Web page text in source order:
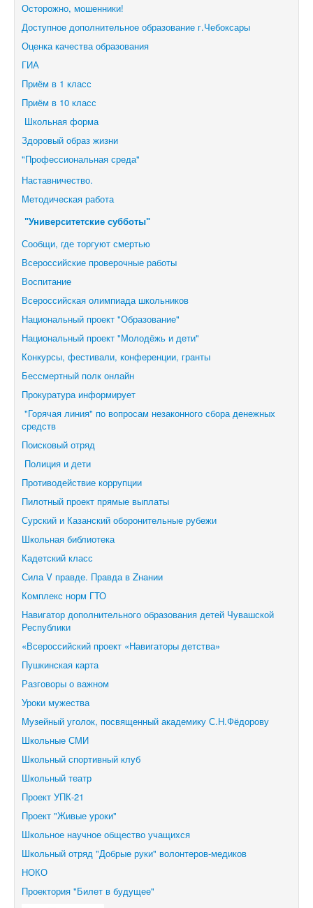
Осторожно, мошенники!
Доступное дополнительное образование г.Чебоксары
Оценка качества образования
ГИА
Приём в 1 класс
Приём в 10 класс
Школьная форма
Здоровый образ жизни
"Профессиональная среда"
Наставничество.
Методическая работа
"Университетские субботы"
Сообщи, где торгуют смертью
Всероссийские проверочные работы
Воспитание
Всероссийская олимпиада школьников
Национальный проект "Образование"
Национальный проект "Молодёжь и дети"
Конкурсы, фестивали, конференции, гранты
Бессмертный полк онлайн
Прокуратура информирует
"Горячая линия" по вопросам незаконного сбора денежных
средств
Поисковый отряд
Полиция и дети
Противодействие коррупции
Пилотный проект прямые выплаты
Сурский и Казанский оборонительные рубежи
Школьная библиотека
Кадетский класс
Сила V правде. Правда в Zнании
Комплекс норм ГТО
Навигатор дополнительного образования детей Чувашской
Республики
«Всероссийский проект «Навигаторы детства»
Пушкинская карта
Разговоры о важном
Уроки мужества
Музейный уголок, посвященный академику С.Н.Фёдорову
Школьные СМИ
Школьный спортивный клуб
Школьный театр
Проект УПК-21
Проект "Живые уроки"
Школьное научное общество учащихся
Школьный отряд "Добрые руки" волонтеров-медиков
НОКО
Проектория "Билет в будущее"